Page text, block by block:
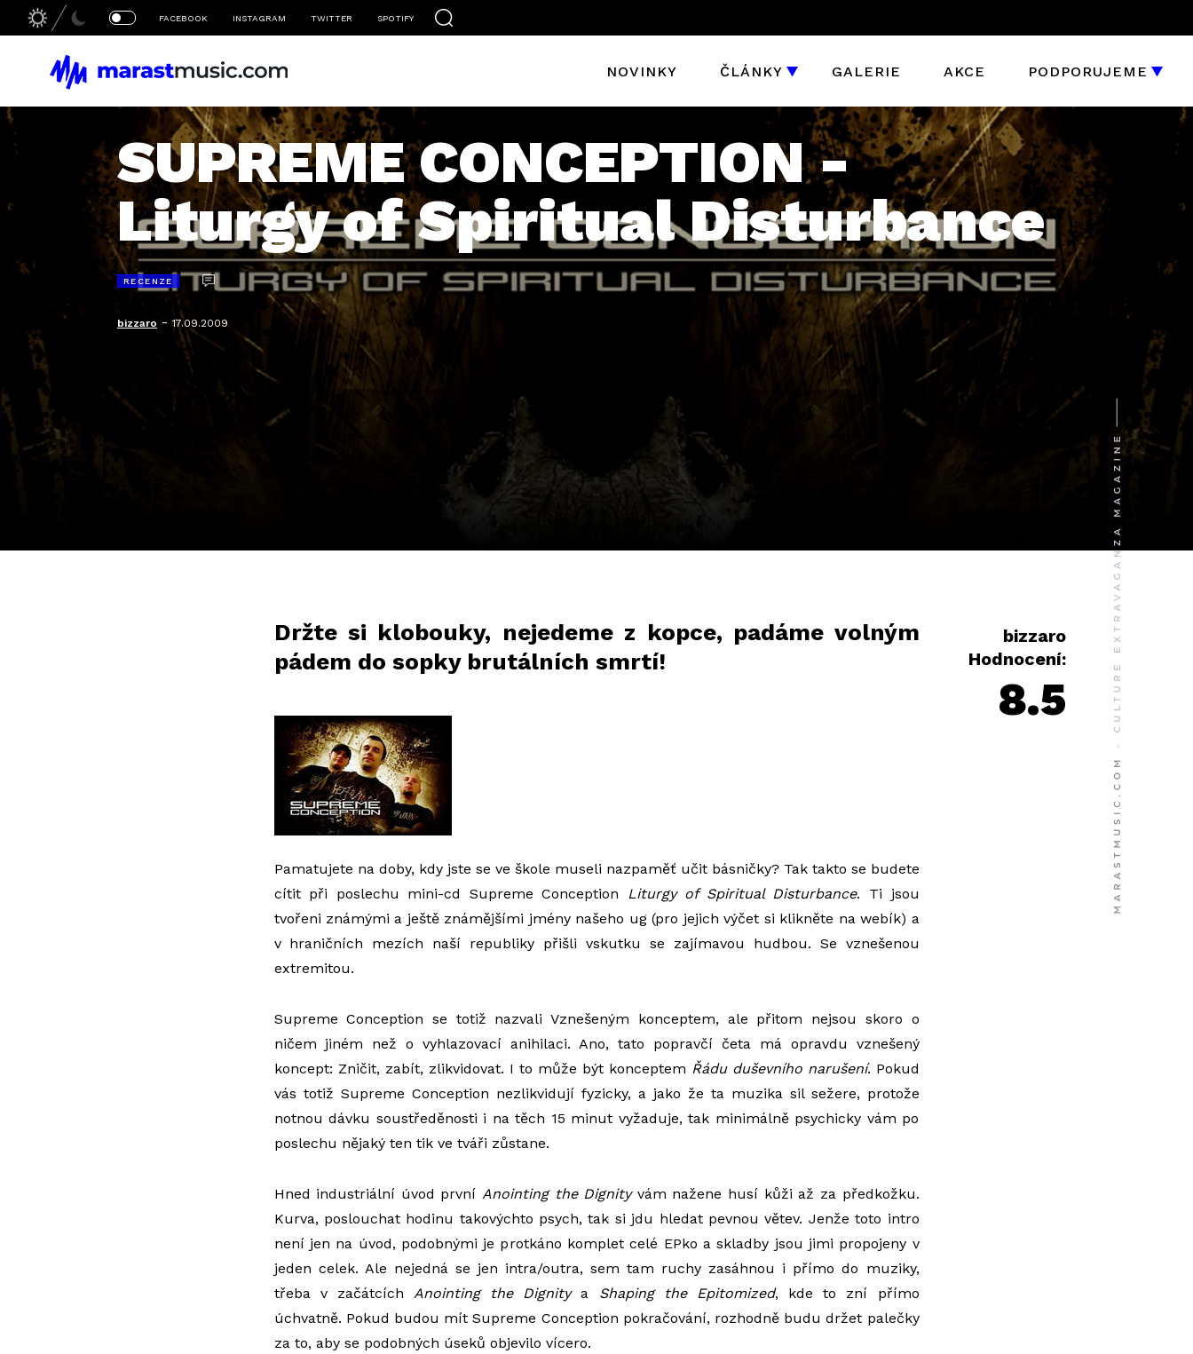
FACEBOOK INSTAGRAM TWITTER SPOTIFY
NOVINKY ČLÁNKY GALERIE AKCE PODPORUJEME
SUPREME CONCEPTION -
Liturgy of Spiritual Disturbance
RECENZE
bizzaro -17.09.2009
bizzaro
Hodnocení:
8.5
Držte si klobouky, nejedeme z kopce, padáme volným
pádem do sopky brutálních smrtí!
Pamatujete na doby, kdy jste se ve škole museli nazpaměť učit básničky? Tak takto se budete
cítit při poslechu mini-cd Supreme Conception Liturgy of Spiritual Disturbance. Ti jsou
tvořeni známými a ještě známějšími jmény našeho ug (pro jejich výčet si klikněte na webík) a
v hraničních mezích naší republiky přišli vskutku se zajímavou hudbou. Se vznešenou
extremitou.
Supreme Conception se totiž nazvali Vznešeným konceptem, ale přitom nejsou skoro o
ničem jiném než o vyhlazovací anihilaci. Ano, tato popravčí četa má opravdu vznešený
koncept: Zničit, zabít, zlikvidovat. I to může být konceptem Řádu duševního narušení. Pokud
vás totiž Supreme Conception nezlikvidují fyzicky, a jako že ta muzika sil sežere, protože
notnou dávku soustředěnosti i na těch 15 minut vyžaduje, tak minimálně psychicky vám po
poslechu nějaký ten tik ve tváři zůstane.
Hned industriální úvod první Anointing the Dignityvám nažene husí kůži až za předkožku.
Kurva, poslouchat hodinu takovýchto psych, tak si jdu hledat pevnou větev. Jenže toto intro
není jen na úvod, podobnými je protkáno komplet celé EPko a skladby jsou jimi propojeny v
jeden celek. Ale nejedná se jen intra/outra, sem tam ruchy zasáhnou i přímo do muziky,
třeba v začátcích Anointing the Dignitya Shaping the Epitomized, kde to zní přímo
úchvatně. Pokud budou mít Supreme Conception pokračování, rozhodně budu držet palečky
za to, aby se podobných úseků objevilo vícero.